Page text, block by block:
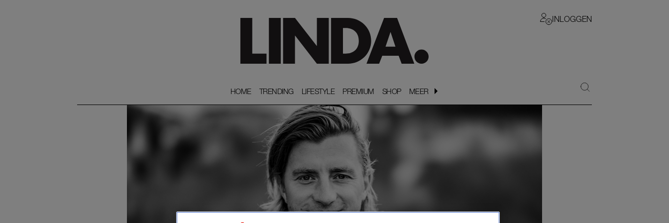
INLOGGEN
HOME
HOME TRENDING
TRENDING LIFESTYLE
LIFESTYLE PREMIUM
PREMIUM SHOP
SHOP MEER
MEER